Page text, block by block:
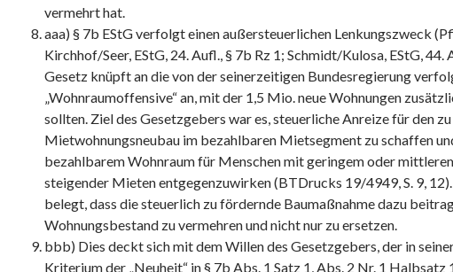
vermehrt hat.
aaa) § 7b EStG verfolgt einen außersteuerlichen Lenkungszweck
Kirchhof/Seer, EStG, 24. Aufl., § 7b Rz 1; Schmidt/Kulosa, EStG, 44.
Gesetz knüpft an die von der seinerzeitigen Bundesregierung
„Wohnraumoffensive“ an, mit der 1,5 Mio. neue Wohnungen
sollten. Ziel des Gesetzgebers war es, steuerliche Anreize für den
Mietwohnungsneubau im bezahlbaren Mietsegment zu schaffen
bezahlbarem Wohnraum für Menschen mit geringem oder
steigender Mieten entgegenzuwirken (BTDrucks 19/4949, S. 9,
belegt, dass die steuerlich zu fördernde Baumaßnahme dazu
Wohnungsbestand zu vermehren und nicht nur zu ersetzen.
bbb) Dies deckt sich mit dem Willen des Gesetzgebers, der in
Kriterium der „Neuheit“ in § 7b Abs. 1 Satz 1, Abs. 2 Nr. 1 Halbsatz